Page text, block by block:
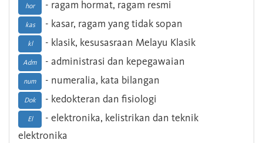
hor - ragam hormat, ragam resmi
kas - kasar, ragam yang tidak sopan
kl - klasik, kesusasraan Melayu Klasik
Adm - administrasi dan kepegawaian
num - numeralia, kata bilangan
Dok - kedokteran dan fisiologi
El
- elektronika, kelistrikan dan teknik
elektronika